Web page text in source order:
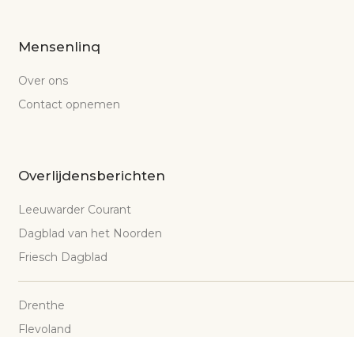
Mensenlinq
Over ons
Contact opnemen
Overlijdensberichten
Leeuwarder Courant
Dagblad van het Noorden
Friesch Dagblad
Drenthe
Flevoland